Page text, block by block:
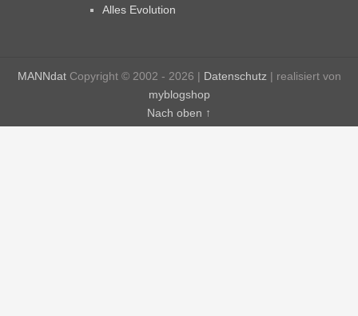
Alles Evolution
MANNdatCopyright © 2002 - 2026 | Datenschutz | realisiert von
myblogshop
Nach oben ↑